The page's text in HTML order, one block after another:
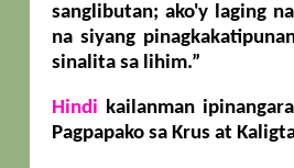
sanglibutan; ako'y laging
na siyang
sinalita sa lihim.”
Hindi kailanman
Pagpapako sa Krus at